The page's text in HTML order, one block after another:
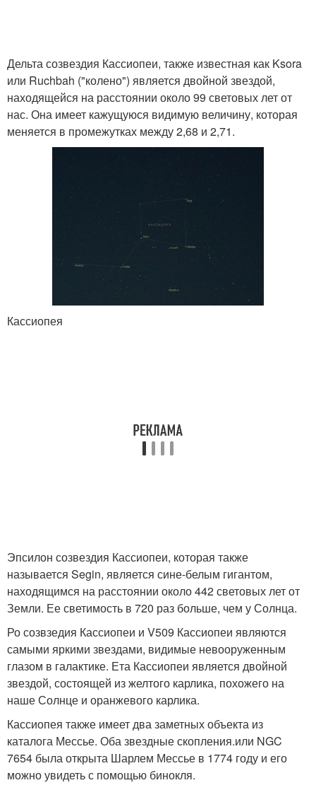
Дельта созвездия Кассиопеи, также известная как Ksora
или Ruchbah ("колено") является двойной звездой,
находящейся на расстоянии около 99 световых лет от
нас. Она имеет кажущуюся видимую величину, которая
меняется в промежутках между 2,68 и 2,71.
Кассиопея
Эпсилон созвездия Кассиопеи, которая также
называется Segin, является сине-белым гигантом,
находящимся на расстоянии около 442 световых лет от
Земли. Ее светимость в 720 раз больше, чем у Солнца.
Ро созвзедия Кассиопеи и V509 Кассиопеи являются
самыми яркими звездами, видимые невооруженным
глазом в галактике. Ета Кассиопеи является двойной
звездой, состоящей из желтого карлика, похожего на
наше Солнце и оранжевого карлика.
Кассиопея также имеет два заметных объекта из
каталога Мессье. Оба звездные скопления.или NGC
7654 была открыта Шарлем Мессье в 1774 году и его
можно увидеть с помощью бинокля.